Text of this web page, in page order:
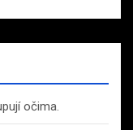
očima.